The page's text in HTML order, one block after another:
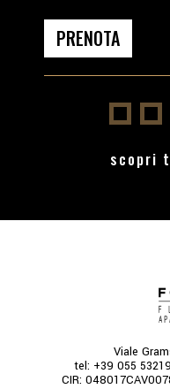
PRENOTA
scopri
Viale
tel: +39 055
CIR: